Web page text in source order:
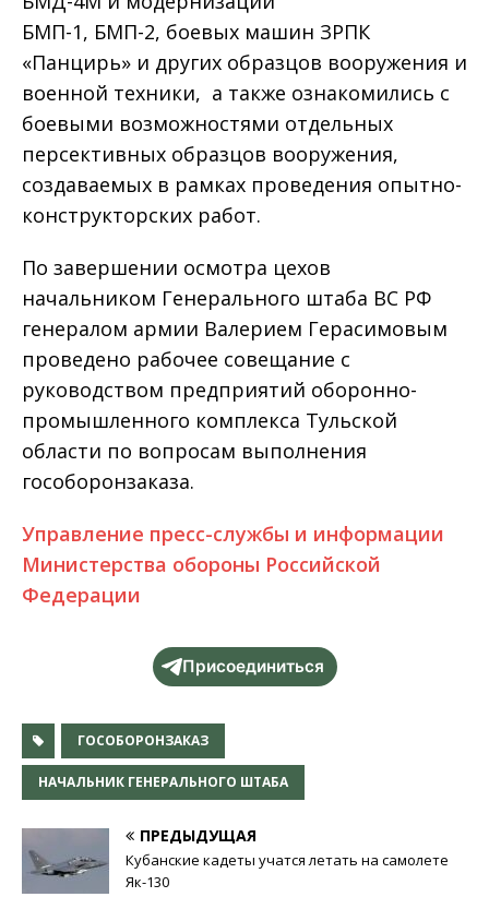
БМП-1, БМП-2, боевых машин ЗРПК
«Панцирь» и других образцов вооружения и
военной техники, а также ознакомились с
боевыми возможностями отдельных
персективных образцов вооружения,
создаваемых в рамках проведения опытно-
конструкторских работ.
По завершении осмотра цехов
начальником Генерального штаба ВС РФ
генералом армии Валерием Герасимовым
проведено рабочее совещание с
руководством предприятий оборонно-
промышленного комплекса Тульской
области по вопросам выполнения
гособоронзаказа.
Управление пресс-службы и информации
Министерства обороны Российской
Федерации
Присоединиться
ГОСОБОРОНЗАКАЗ
НАЧАЛЬНИК ГЕНЕРАЛЬНОГО ШТАБА
ПРЕДЫДУЩАЯ
Кубанские кадеты учатся летать на самолете
Як-130